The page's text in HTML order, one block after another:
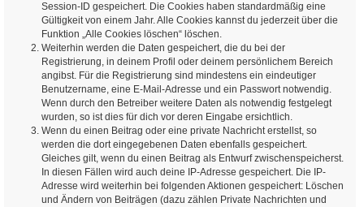
Session-ID gespeichert. Die Cookies haben standardmäßig eine
Gültigkeit von einem Jahr. Alle Cookies kannst du jederzeit über die
Funktion „Alle Cookies löschen“ löschen.
Weiterhin werden die Daten gespeichert, die du bei der
Registrierung, in deinem Profil oder deinem persönlichem Bereich
angibst. Für die Registrierung sind mindestens ein eindeutiger
Benutzername, eine E-Mail-Adresse und ein Passwort notwendig.
Wenn durch den Betreiber weitere Daten als notwendig festgelegt
wurden, so ist dies für dich vor deren Eingabe ersichtlich.
Wenn du einen Beitrag oder eine private Nachricht erstellst, so
werden die dort eingegebenen Daten ebenfalls gespeichert.
Gleiches gilt, wenn du einen Beitrag als Entwurf zwischenspeicherst.
In diesen Fällen wird auch deine IP-Adresse gespeichert. Die IP-
Adresse wird weiterhin bei folgenden Aktionen gespeichert: Löschen
und Ändern von Beiträgen (dazu zählen Private Nachrichten und